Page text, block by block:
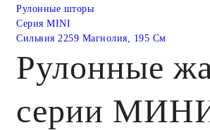
Рулонные шторы
Серия MINI
Сильвия 2259 Магнолия, 195 См
Рулонные
серии